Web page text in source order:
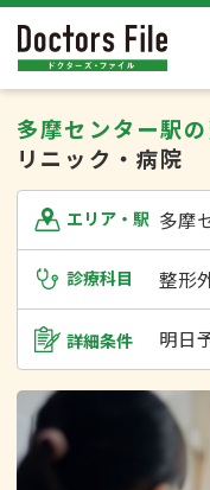
多摩センター駅
リニック・病院
エリア・駅 多摩
診療科目 整形
詳細条件 明日